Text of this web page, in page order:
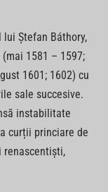
Ștefan Báthory,
1581 – 1597;
1601; 1602) cu
sale succesive.
instabilitate
curții princiare de
renascentiști,